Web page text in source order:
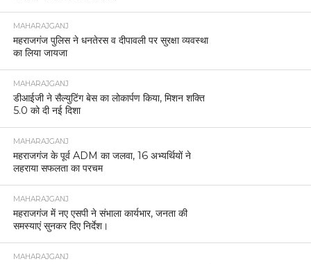
MAHARAJGANJ
महराजगंज पुलिस ने धनतेरस व दीपावली पर सुरक्षा व्यवस्था
का लिया जायजा
MAHARAJGANJ
डीआईजी ने सैल्युटिंग बेस का लोकार्पण किया, मिशन शक्ति
5.0 को दी नई दिशा
MAHARAJGANJ
महराजगंज के पूर्व ADM का जलवा, 16 अभ्यर्थियों ने
लहराया सफलता का परचम
MAHARAJGANJ
महराजगंज में नए एसपी ने संभाला कार्यभार, जनता की
समस्याएं सुनकर दिए निर्देश।
MAHARAJGANJ